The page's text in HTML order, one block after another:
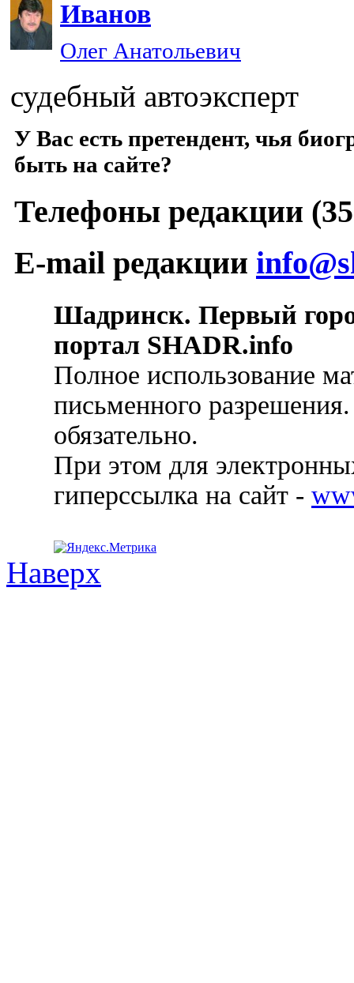
Иванов
Олег Анатольевич
судебный автоэксперт
У Вас есть претендент, чья
быть на сайте?
Телефоны редакции
E-mail редакции
Шадринск. Первый
портал SHADR.info
Полное использование
письменного
обязательно.
При этом для
гиперссылка на сайт -
Наверх